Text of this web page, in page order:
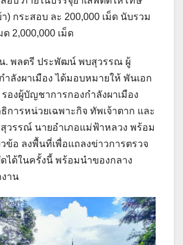
) กระสอบ ละ 200,000 เม็ด นับรวม
2,000,000 เม็ด
น. พลตรี ประพัฒน์ พบสุวรรณ ผู้
ลังผาเมือง ได้มอบหมายให้ พันเอก
องผู้บัญชาการกองกำลังผาเมือง
การหน่วยเฉพาะกิจ ทัพเจ้าตาก และ
วรรณ์ นายอำเภอแม่ฟ้าหลวง พร้อม
ข้อ ลงพื้นที่เพื่อแถลงข่าวการตรวจ
ได้ในครั้งนี้ พร้อมนำของกลาง
าน